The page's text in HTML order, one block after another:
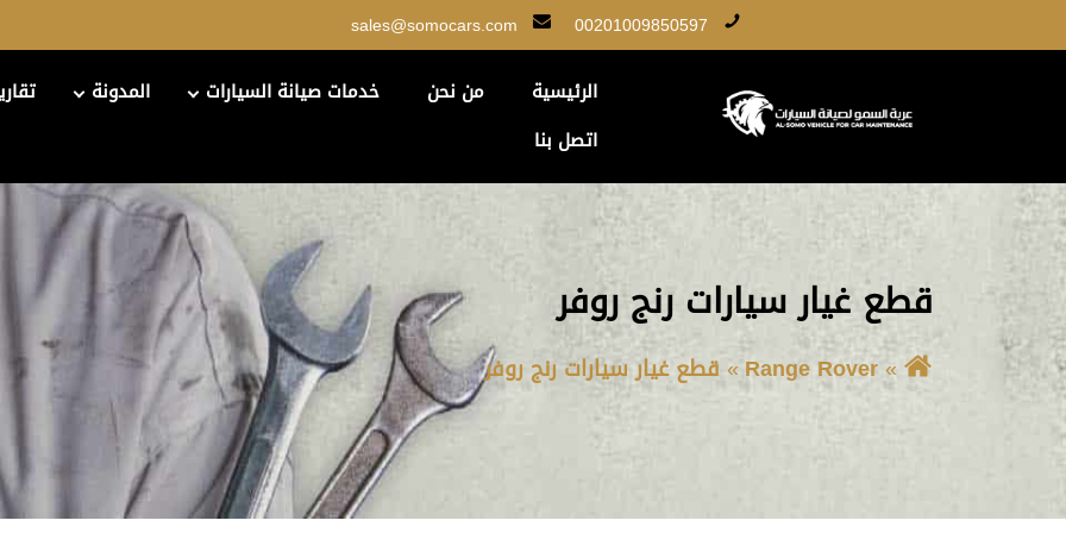
00201009850597
sales@somocars.com
الرئيسية من نحن خدمات صيانة السيارات المدونة
اتصل بنا
قطع غيار سيارات رنج روفر
Range Rover قطع غيار سيارات رنج روفر